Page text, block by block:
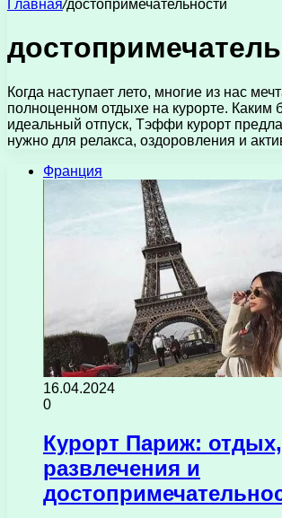
Главная/достопримечательности
Когда наступает лето, многие из нас
полноценном отдыхе на курорте.
идеальный отпуск, Tэффи курорт
нужно для релакса, оздоровления и
Франция
16.04.2024
0
Курорт Париж: отдых,
развлечения и